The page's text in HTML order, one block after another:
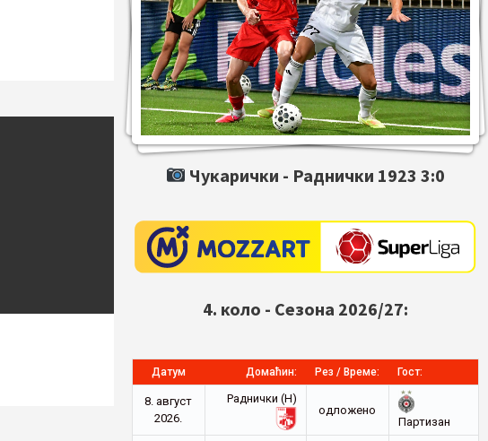
Чукарички - Раднички 1923 3:0
4. коло - Сезона 2026/27:
Датум Домаћин: Рез / Време: Гост:
8. август
2026.
Раднички (Н)
oдложено
Партизан